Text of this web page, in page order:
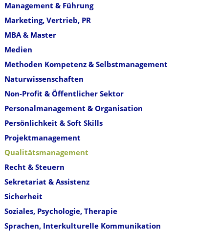
Management & Führung
Marketing, Vertrieb, PR
MBA & Master
Medien
Methoden Kompetenz & Selbstmanagement
Naturwissenschaften
Non-Profit & Öffentlicher Sektor
Personalmanagement & Organisation
Persönlichkeit & Soft Skills
Projektmanagement
Qualitätsmanagement
Recht & Steuern
Sekretariat & Assistenz
Sicherheit
Soziales, Psychologie, Therapie
Sprachen, Interkulturelle Kommunikation